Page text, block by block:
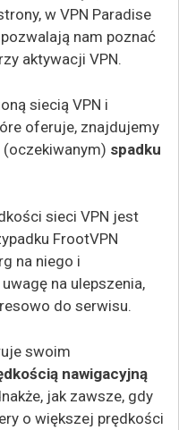
w VPN Paradise
nam poznać
aktywacji VPN.
siecią VPN i
oferuje, znajdujemy
(oczekiwanym) spadku
sieci VPN jest
FrootVPN
na niego i
na ulepszenia,
do serwisu.
swoim
nawigacyjną
jak zawsze, gdy
o większej prędkości